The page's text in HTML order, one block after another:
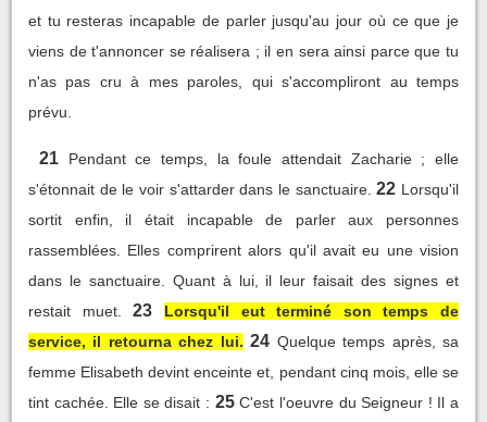
et tu resteras incapable de parler jusqu'au jour où ce que je
viens de t'annoncer se réalisera ; il en sera ainsi parce que tu
n'as pas cru à mes paroles, qui s'accompliront au temps
prévu.
21
Pendant ce temps, la foule attendait Zacharie ; elle
s'étonnait de le voir s'attarder dans le sanctuaire. 22 Lorsqu'il
sortit enfin, il était incapable de parler aux personnes
rassemblées. Elles comprirent alors qu'il avait eu une vision
dans le sanctuaire. Quant à lui, il leur faisait des signes et
restait muet.
23
Lorsqu'il eut terminé son temps de
service, il retourna chez lui. 24 Quelque temps après, sa
femme Elisabeth devint enceinte et, pendant cinq mois, elle se
tint cachée. Elle se disait : 25 C'est l'oeuvre du Seigneur ! Il a